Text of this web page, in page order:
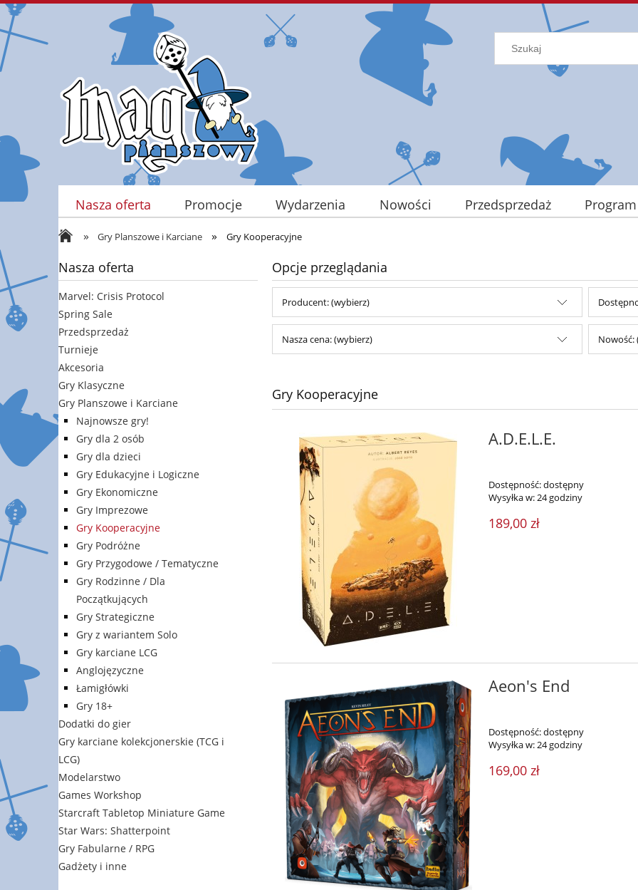
Nasza oferta Promocje Wydarzenia Nowości Przedsprzedaż
Kontakt
» Gry Planszowe i Karciane » Gry Kooperacyjne
Nasza oferta
Marvel: Crisis Protocol
Spring Sale
Przedsprzedaż
Turnieje
Akcesoria
Gry Klasyczne
Gry Planszowe i Karciane
Najnowsze gry!
Gry dla 2 osób
Gry dla dzieci
Gry Edukacyjne i Logiczne
Gry Ekonomiczne
Gry Imprezowe
Gry Kooperacyjne
Gry Podróżne
Gry Przygodowe / Tematyczne
Gry Rodzinne / Dla
Początkujących
Gry Strategiczne
Gry z wariantem Solo
Gry karciane LCG
Anglojęzyczne
Łamigłówki
Gry 18+
Dodatki do gier
Gry karciane kolekcjonerskie (TCG i
LCG)
Modelarstwo
Games Workshop
Starcraft Tabletop Miniature Game
Star Wars: Shatterpoint
Gry Fabularne / RPG
Gadżety i inne
Opcje przeglądania
Producent: (wybierz)
Nasza cena: (wybierz) Nowość:
Gry Kooperacyjne
A.D.E.L.E.
Dostępność:dostępny
Wysyłka w: 24 godziny
189,00 zł
Aeon's End
Dostępność:dostępny
Wysyłka w: 24 godziny
169,00 zł